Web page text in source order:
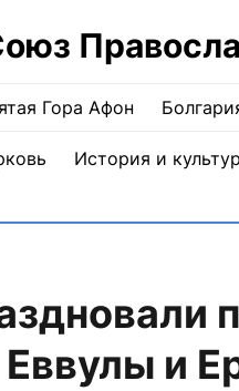
Гора Афон
История и
и